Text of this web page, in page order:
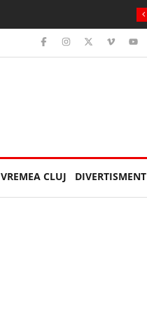
VREMEA CLUJ DIVERTISMENT